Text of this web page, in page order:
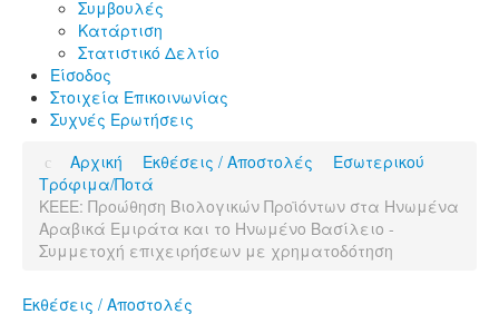
Συμβουλές
Κατάρτιση
Στατιστικό Δελτίο
Είσοδος
Στοιχεία Επικοινωνίας
Συχνές Ερωτήσεις
Αρχική
Εκθέσεις / Αποστολές
Εσωτερικού
Τρόφιμα/Ποτά
KEEE: Προώθηση Βιολογικών Προϊόντων στα Ηνωμένα
Αραβικά Εμιράτα και το Ηνωμένο Βασίλειο -
Συμμετοχή επιχειρήσεων με χρηματοδότηση
Εκθέσεις / Αποστολές